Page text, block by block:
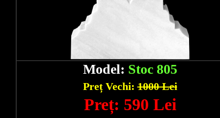
Model: Stoc 805
Preț Vechi:1000 Lei
Preț: 590 Lei